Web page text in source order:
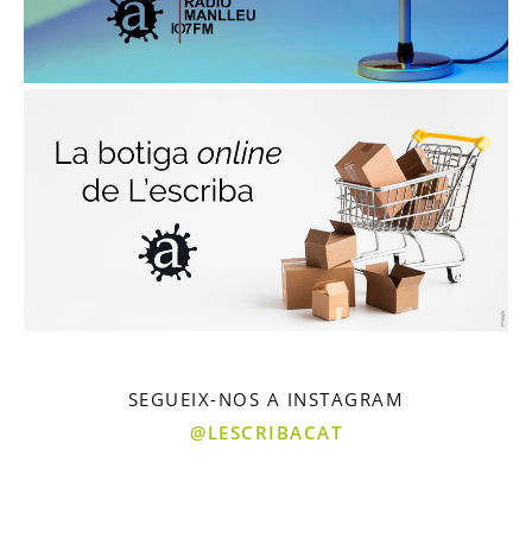
SEGUEIX-NOS A INSTAGRAM
@LESCRIBACAT